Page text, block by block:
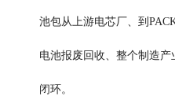
池包从上游电芯厂、到
电池报废回收、整个制造
闭环。